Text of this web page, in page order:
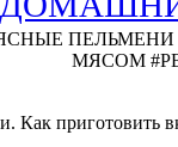
Как приготовить